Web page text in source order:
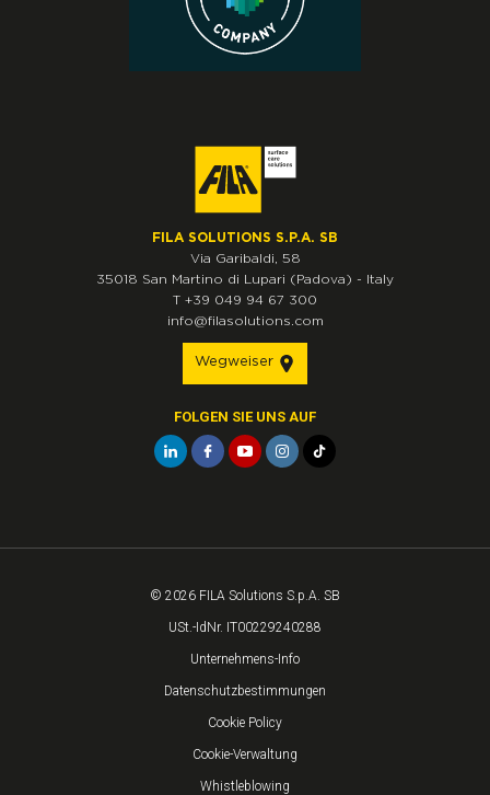
FILA SOLUTIONS S.P.A. SB
Via Garibaldi, 58
35018 San Martino di Lupari (Padova) - Italy
T +39 049 94 67 300
info@filasolutions.com
Wegweiser
FOLGEN SIE UNS AUF
© 2026 FILA Solutions S.p.A. SB
USt.-IdNr. IT00229240288
Unternehmens-Info
Datenschutzbestimmungen
Cookie Policy
Cookie-Verwaltung
Whistleblowing